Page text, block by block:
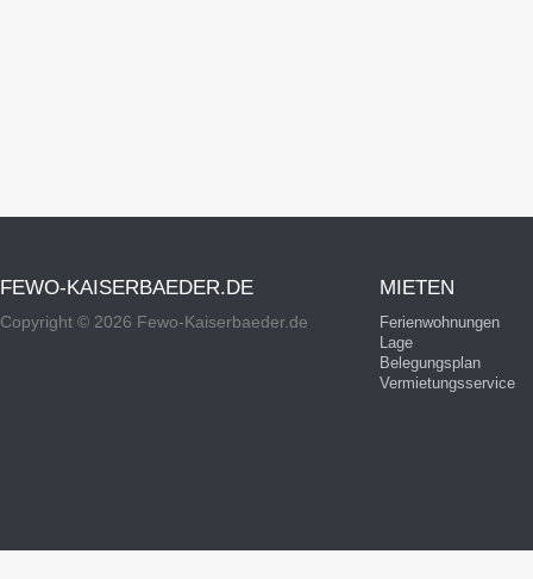
FEWO-KAISERBAEDER.DE
Copyright © 2026 Fewo-Kaiserbaeder.de
MIETEN
Ferienwohnungen
Lage
Belegungsplan
Vermietungsservice